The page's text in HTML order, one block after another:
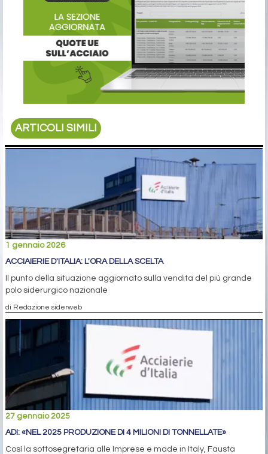
ARTICOLI SIMILI
1 gennaio 2026
ACCIAIERIE D'ITALIA: L'ORA DELLA SCELTA
Il punto della situazione aggiornato sulla vendita del più grande
polo siderurgico nazionale
di Redazione siderweb
27 gennaio 2025
ADI: «NEL 2025 PRODUZIONE DI 4 MILIONI DI TONNELLATE»
Così la sottosegretaria alle Imprese e made in Italy, Fausta